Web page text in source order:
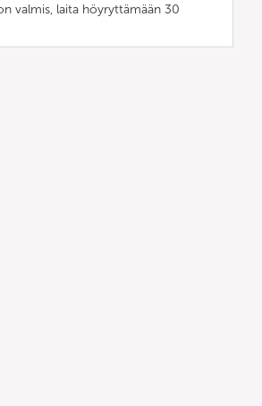
valmis, laita höyryttämään 30